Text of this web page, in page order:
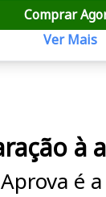
Comprar
Ver Mais
à
é